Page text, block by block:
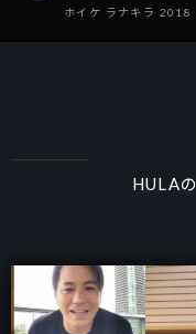
ホイケ ラナキラ 2018
HULA